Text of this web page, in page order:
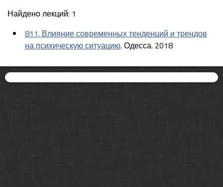
Найдено лекций: 1
811. Влияние современных тенденций и трендов
на психическую ситуацию. Одесса. 2018